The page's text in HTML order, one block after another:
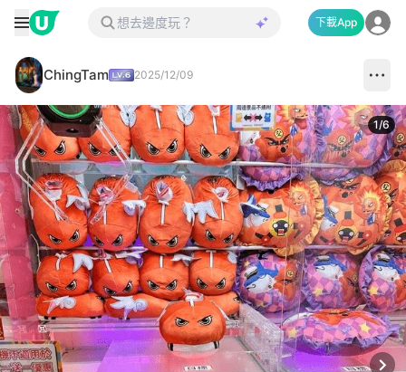
下載App
ChingTam 2025/12/09
1/6